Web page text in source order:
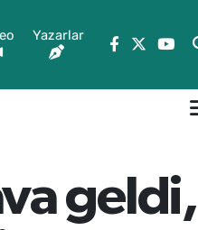
Yazarlar
geldi,